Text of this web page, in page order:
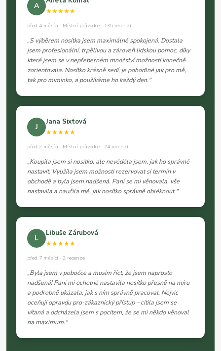
A
★★★★★
před 4 měsíci · Místní průvodce · 135 recenzí
„S výběrem nosítka jsem maximálně spokojená. Dostala
jsem profesionální, trpělivou a zároveň lidskou pomoc, díky
které jsem se v nepřeberném množství možností konečně
zorientovala. Nosítko krásně sedí, je pohodlné jak pro mě,
tak pro miminko, a používáme ho každý den."
J
Jana Sixtová
★★★★★
před 2 měsíci · Místní průvodce · 24 recenzí
„Koupila jsem si nosítko, ale nevěděla jsem, jak ho správně
nastavit. Využila jsem možnosti rezervovat si termín v
obchodě a byla jsem nadšená. Paní se mi věnovala, vše
nastavila a naučila mě, jak nosítko správně obléknout."
L
Libuše Zárubová
★★★★★
před 7 měsíci · 2 recenze
„Byla jsem v pobočce a musím říct, že jsem naprosto
nadšená! Paní mi ochotně nastavila nosítko přesně na míru
a podrobně ukázala, jak s ním správně pracovat. Nejvíc
oceňuji opravdu pro-zákaznický přístup – cítila jsem se
vítaná a odcházela jsem s pocitem, že se mi někdo věnoval
na maximum."